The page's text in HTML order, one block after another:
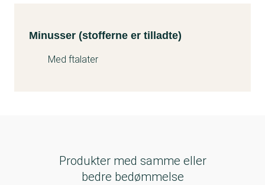
Minusser (stofferne er tilladte)
Med ftalater
Produkter med samme eller
bedre bedømmelse